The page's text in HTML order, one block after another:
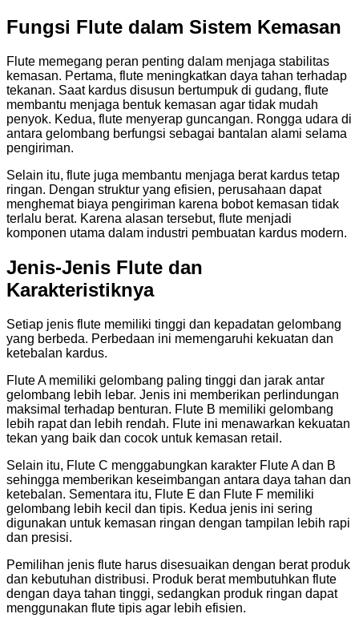
Fungsi Flute dalam Sistem Kemasan
Flute memegang peran penting dalam menjaga stabilitas
kemasan. Pertama, flute meningkatkan daya tahan terhadap
tekanan. Saat kardus disusun bertumpuk di gudang, flute
membantu menjaga bentuk kemasan agar tidak mudah
penyok. Kedua, flute menyerap guncangan. Rongga udara di
antara gelombang berfungsi sebagai bantalan alami selama
pengiriman.
Selain itu, flute juga membantu menjaga berat kardus tetap
ringan. Dengan struktur yang efisien, perusahaan dapat
menghemat biaya pengiriman karena bobot kemasan tidak
terlalu berat. Karena alasan tersebut, flute menjadi
komponen utama dalam industri pembuatan kardus modern.
Jenis-Jenis Flute dan
Karakteristiknya
Setiap jenis flute memiliki tinggi dan kepadatan gelombang
yang berbeda. Perbedaan ini memengaruhi kekuatan dan
ketebalan kardus.
Flute A memiliki gelombang paling tinggi dan jarak antar
gelombang lebih lebar. Jenis ini memberikan perlindungan
maksimal terhadap benturan. Flute B memiliki gelombang
lebih rapat dan lebih rendah. Flute ini menawarkan kekuatan
tekan yang baik dan cocok untuk kemasan retail.
Selain itu, Flute C menggabungkan karakter Flute A dan B
sehingga memberikan keseimbangan antara daya tahan dan
ketebalan. Sementara itu, Flute E dan Flute F memiliki
gelombang lebih kecil dan tipis. Kedua jenis ini sering
digunakan untuk kemasan ringan dengan tampilan lebih rapi
dan presisi.
Pemilihan jenis flute harus disesuaikan dengan berat produk
dan kebutuhan distribusi. Produk berat membutuhkan flute
dengan daya tahan tinggi, sedangkan produk ringan dapat
menggunakan flute tipis agar lebih efisien.